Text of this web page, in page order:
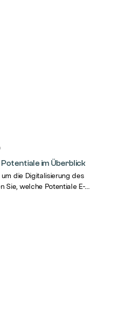
im Überblick
die Digitalisierung des
Sie, welche Potentiale E-